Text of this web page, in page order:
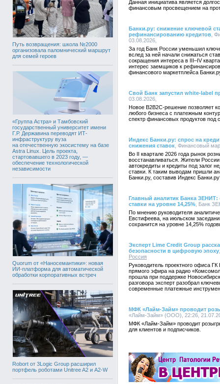
Путь возвращения: школа №2000
организовала паломнический маршрут
для семей героев
«Группа Астра» и Тамбовский
государственный университет имени
Г.Р. Державина переводят ИТ-
инфраструктуру вуза
на отечественную экосистему на базе
Astra Linux. Цель проекта,
стартовавшего в 2023 году, —
обеспечение технологической
независимости
Quorum от «Наносемантики»: новая
ИИ-платформа для автоматической
обработки корпоративных встреч
Robort от 3Logic Group расширил
портфель роботами Unitree A2 и A2-W
Данная инициатива является
финансовым просвещением на
Банки.ру: снижение ключевой
рефинансированию кредитов ,
03.08.2026,
За год Банк России уменьшил
вслед за ней начали снижаться
сокращения интереса в III–IV
интерес заемщиков к
финансового маркетплейса
Свой Банк запустил white-label
03.08.2026,
Новое B2B2C-решение позволяет
любого бизнеса с платежным
спектр финансовых продуктов под
Индекс Банки.ру: спрос на
снижения ставок , Финансовый
Во II квартале 2026 года рынок
восстанавливаться. Жители
автокредиты и кредиты под залог
ставки. К таким выводам пришли
Банки.ру, составив Индекс
Главный аналитик Банка
ставки на уровне 14,25% , Банк
По мнению руководителя
Евстифеева, на июльском
сохранится на уровне 14,25%
Эксперт Lime Credit Group
безопасности в цифровую эпоху
Россия
Руководитель проектного офиса
прямого эфира на радио
прошла при поддержке
разговора эксперт разобрал
современные платежные
МФК «Лайм-Займ» проводит
«Лайм-Займ» (ООО), 22:26,
МФК «Лайм-Займ» проводит
для клиентов и подписчиков.